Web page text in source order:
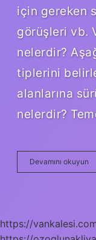
için gereken
görüşleri vb.
nelerdir?
tiplerini
alanlarına
nelerdir?
Devamını okuyun
https://